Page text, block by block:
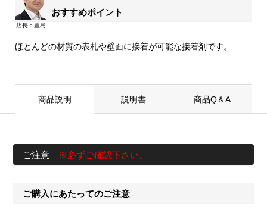
おすすめポイント
ほとんどの材質の表札や壁面に接着が可能な接着剤です。
商品説明 説明書 商品Q＆A
ご注意 ※必ずご確認下さい。
ご購入にあたってのご注意